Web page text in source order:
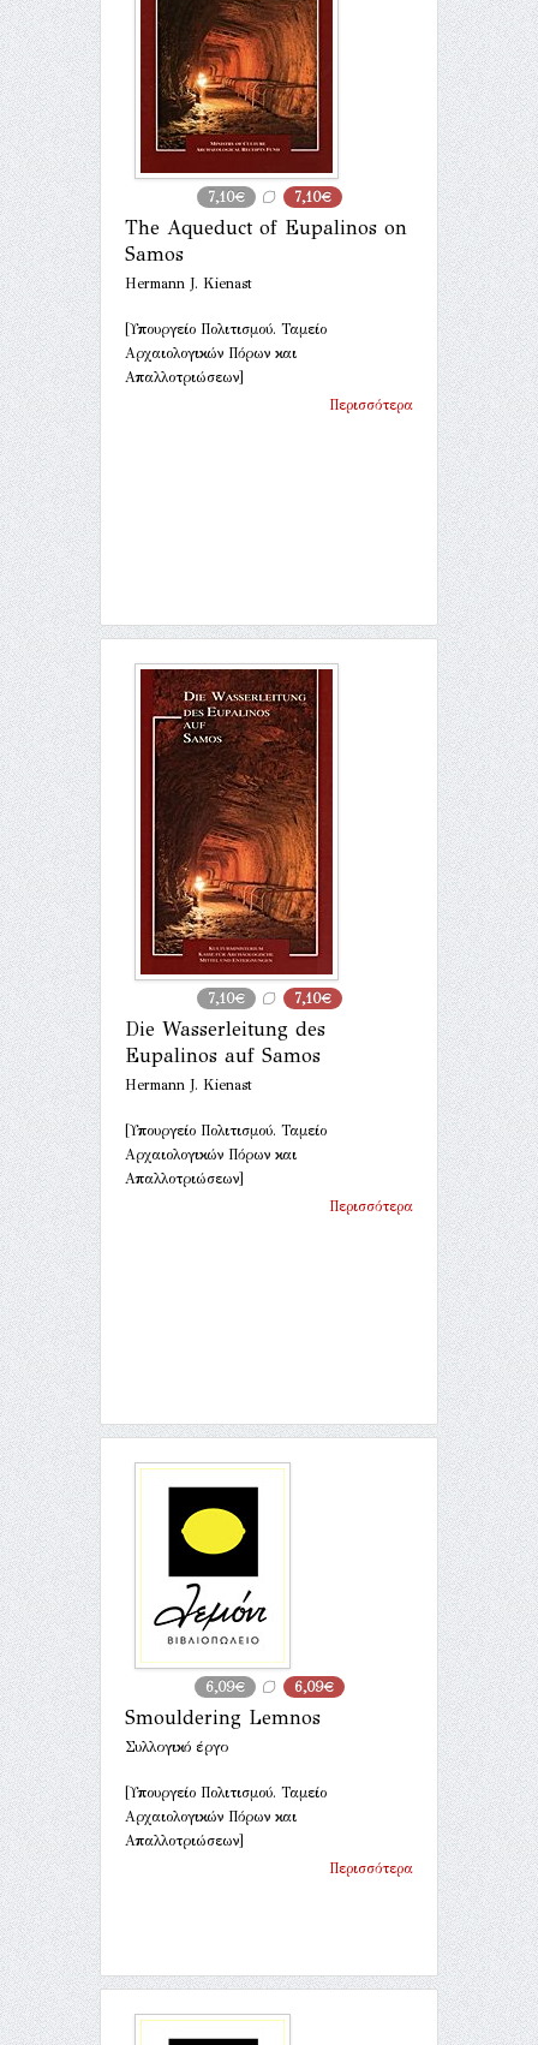
7,10€ 7,10€
The Aqueduct of Eupalinos on
Samos
Hermann J. Kienast
[Υπουργείο Πολιτισμού. Ταμείο
Αρχαιολογικών Πόρων και
Απαλλοτριώσεων]
Περισσότερα
7,10€ 7,10€
Die Wasserleitung des
Eupalinos auf Samos
Hermann J. Kienast
[Υπουργείο Πολιτισμού. Ταμείο
Αρχαιολογικών Πόρων και
Απαλλοτριώσεων]
Περισσότερα
6,09€ 6,09€
Smouldering Lemnos
Συλλογικό έργο
[Υπουργείο Πολιτισμού. Ταμείο
Αρχαιολογικών Πόρων και
Απαλλοτριώσεων]
Περισσότερα